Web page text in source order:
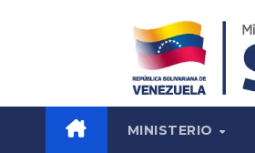
MINISTERIO